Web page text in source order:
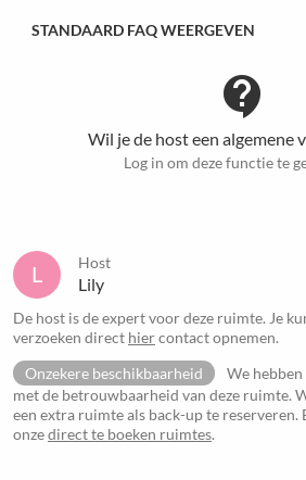
STANDAARD FAQ WEERGEVEN
contact_support
Wil je de host een algemene
Log in om deze functie te
L Host
Lily
De host is de expert voor deze ruimte. Je
verzoeken direct hiercontact opnemen.
Onzekere beschikbaarheid
We
met de betrouwbaarheid van deze ruimte.
een extra ruimte als back-up te reserveren.
onzedirect te boeken ruimtes.